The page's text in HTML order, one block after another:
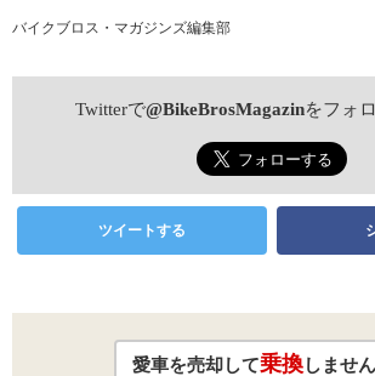
バイクブロス・マガジンズ編集部
Twitterで@BikeBrosMagazinをフォ
ツイートする
愛車を売却して乗換しませ